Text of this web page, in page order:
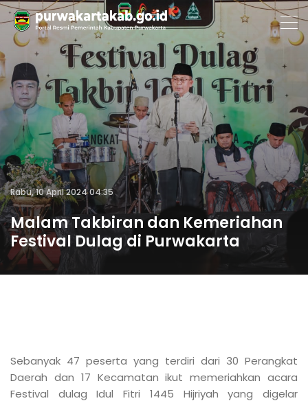
Rabu, 10 April 2024 04:35
Malam Takbiran dan Kemeriahan
Festival Dulag di Purwakarta
Sebanyak 47 peserta yang terdiri dari 30 Perangkat
Daerah dan 17 Kecamatan ikut memeriahkan acara
Festival dulag Idul Fitri 1445 Hijriyah yang digelar